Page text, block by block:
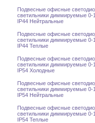
Подвесные офисные
светильники диммируемые 0-
IP44 Нейтральные
Подвесные офисные
светильники диммируемые 0-
IP44 Теплые
Подвесные офисные
светильники диммируемые 0-
IP54 Холодные
Подвесные офисные
светильники диммируемые 0-
IP54 Нейтральные
Подвесные офисные
светильники диммируемые 0-
IP54 Теплые